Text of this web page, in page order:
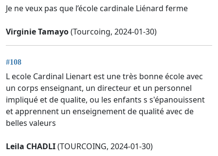
Je ne veux pas que l’école cardinale Liénard ferme
Virginie Tamayo(Tourcoing, 2024-01-30)
#108
L ecole Cardinal Lienart est une très bonne école avec
un corps enseignant, un directeur et un personnel
impliqué et de qualite, ou les enfants s s'épanouissent
et apprennent un enseignement de qualité avec de
belles valeurs
Leila CHADLI(TOURCOING, 2024-01-30)